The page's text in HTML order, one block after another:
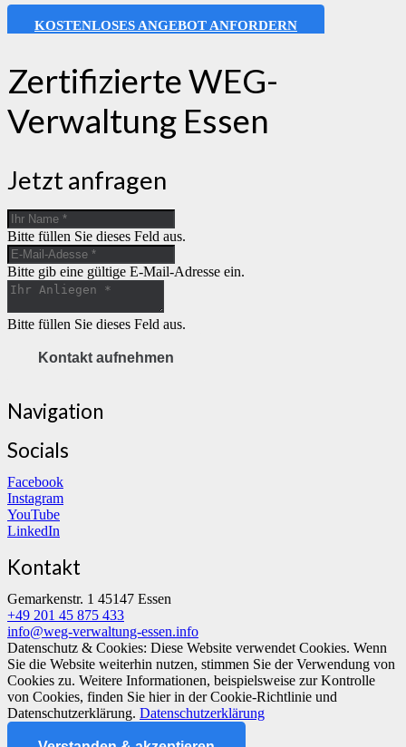
KOSTENLOSES ANGEBOT ANFORDERN
Zertifizierte WEG-
Verwaltung Essen
Jetzt anfragen
Bitte füllen Sie dieses Feld aus.
Bitte gib eine gültige E-Mail-Adresse ein.
Bitte füllen Sie dieses Feld aus.
Kontakt aufnehmen
Navigation
Socials
Facebook
Instagram
YouTube
LinkedIn
Kontakt
Gemarkenstr. 1 45147 Essen
+49 201 45 875 433
info@weg-verwaltung-essen.info
Datenschutz & Cookies: Diese Website verwendet Cookies. Wenn
Sie die Website weiterhin nutzen, stimmen Sie der Verwendung von
Cookies zu. Weitere Informationen, beispielsweise zur Kontrolle
von Cookies, finden Sie hier in der Cookie-Richtlinie und
Datenschutzerklärung. Datenschutzerklärung